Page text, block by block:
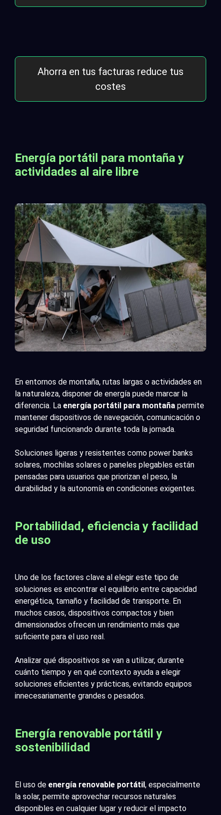
Ahorra en tus facturas reduce tus
costes
Energía portátil para montaña y
actividades al aire libre
En entornos de montaña, rutas largas o actividades en
la naturaleza, disponer de energía puede marcar la
diferencia. La energía portátil para montaña permite
mantener dispositivos de navegación, comunicación o
seguridad funcionando durante toda la jornada.
Soluciones ligeras y resistentes como power banks
solares, mochilas solares o paneles plegables están
pensadas para usuarios que priorizan el peso, la
durabilidad y la autonomía en condiciones exigentes.
Portabilidad, eficiencia y facilidad
de uso
Uno de los factores clave al elegir este tipo de
soluciones es encontrar el equilibrio entre capacidad
energética, tamaño y facilidad de transporte. En
muchos casos, dispositivos compactos y bien
dimensionados ofrecen un rendimiento más que
suficiente para el uso real.
Analizar qué dispositivos se van a utilizar, durante
cuánto tiempo y en qué contexto ayuda a elegir
soluciones eficientes y prácticas, evitando equipos
innecesariamente grandes o pesados.
Energía renovable portátil y
sostenibilidad
El uso de energía renovable portátil , especialmente
la solar, permite aprovechar recursos naturales
disponibles en cualquier lugar y reducir el impacto